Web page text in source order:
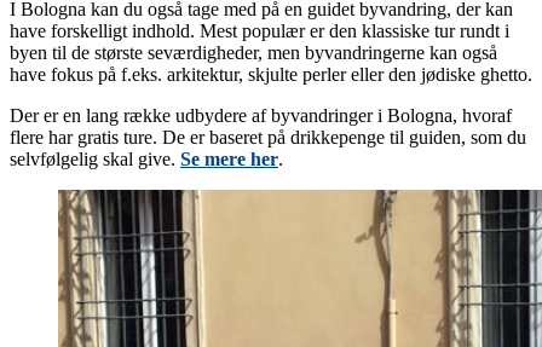
I Bologna kan du også tage med på en guidet byvandring, der kan
have forskelligt indhold. Mest populær er den klassiske tur rundt i
byen til de største seværdigheder, men byvandringerne kan også
have fokus på f.eks. arkitektur, skjulte perler eller den jødiske ghetto.
Der er en lang række udbydere af byvandringer i Bologna, hvoraf
flere har gratis ture. De er baseret på drikkepenge til guiden, som du
selvfølgelig skal give. Se mere her.